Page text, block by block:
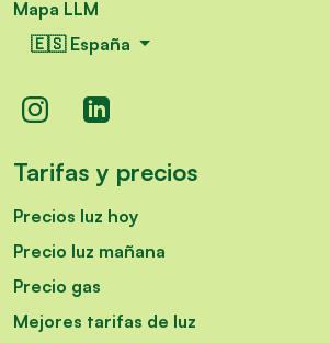
Mapa LLM
🇪🇸 España
Tarifas y precios
Precios luz hoy
Precio luz mañana
Precio gas
Mejores tarifas de luz